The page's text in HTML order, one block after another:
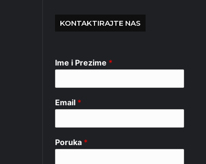
KONTAKTIRAJTE NAS
Ime i Prezime *
Email *
Poruka *